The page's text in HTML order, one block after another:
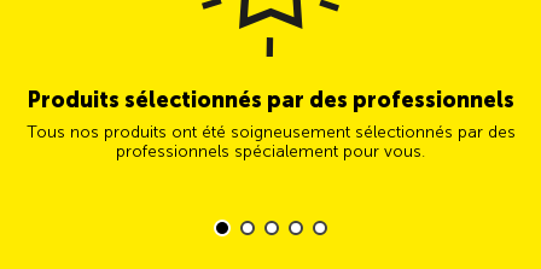
Produits sélectionnés par des professionnels
Tous nos produits ont été soigneusement sélectionnés par des
professionnels spécialement pour vous.